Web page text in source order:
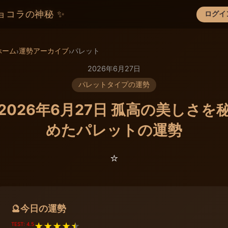
コラの神秘 ✨ ログイ
×
ーム›運勢アーカイブ›パレット
2026年6月27日
パレットタイプの運勢
年6月27日 孤高の美しさを
めたパレットの運勢
⭐️
🔮今日の運勢
TEST: 4.5